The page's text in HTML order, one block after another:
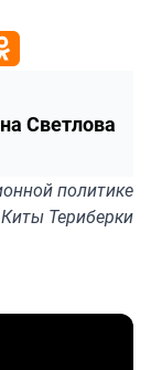
Светлова
политике
Териберки